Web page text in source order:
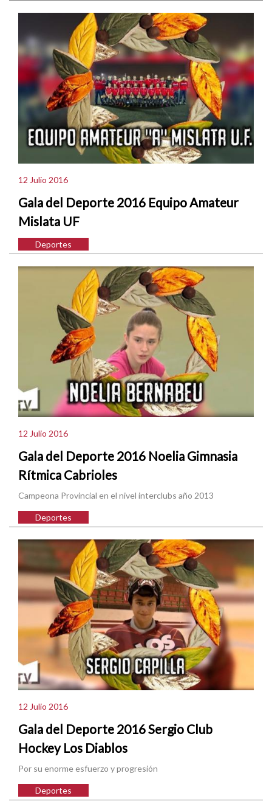
12 Julio 2016
Gala del Deporte 2016 Equipo Amateur
Mislata UF
Deportes
12 Julio 2016
Gala del Deporte 2016 Noelia Gimnasia
Rítmica Cabrioles
Campeona Provincial en el nivel interclubs año 2013
Deportes
12 Julio 2016
Gala del Deporte 2016 Sergio Club
Hockey Los Diablos
Por su enorme esfuerzo y progresión
Deportes